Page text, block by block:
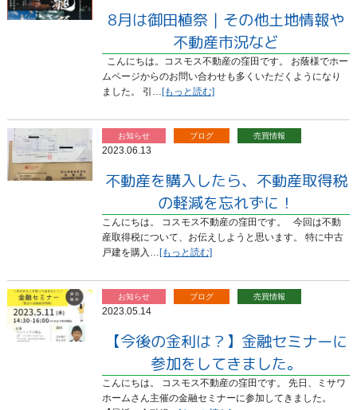
8月は御田植祭｜その他土地情報や
不動産市況など
こんにちは。コスモス不動産の窪田です。 お蔭様でホー
ムページからのお問い合わせも多くいただくようになり
ました。 引… [もっと読む]
お知らせ ブログ 売買情報
2023.06.13
不動産を購入したら、不動産取得税
の軽減を忘れずに！
こんにちは。 コスモス不動産の窪田です。 今回は不動
産取得税について、お伝えしようと思います。 特に中古
戸建を購入… [もっと読む]
お知らせ ブログ 売買情報
2023.05.14
【今後の金利は？】金融セミナーに
参加をしてきました。
こんにちは。 コスモス不動産の窪田です。 先日、ミサワ
ホームさん主催の金融セミナーに参加してきました。